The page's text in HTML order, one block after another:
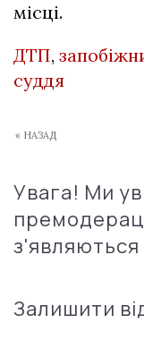
місці.
ДТП,
суддя
« НАЗАД
Увага! Ми
з'являються
Залишити